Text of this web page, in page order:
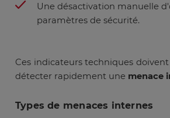
Une désactivation manuelle
paramètres de sécurité.
Ces indicateurs techniques
détecter rapidement une menace
Types de menaces internes